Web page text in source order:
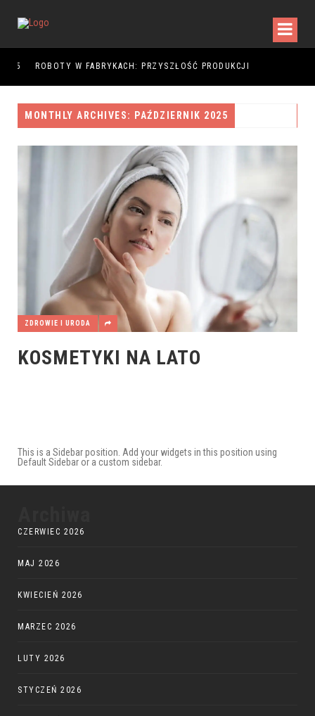
ROBOTY W FABRYKACH: PRZYSZŁOŚĆ PRODUKCJI
MONTHLY ARCHIVES: PAŹDZIERNIK 2025
ZDROWIE I URODA
KOSMETYKI NA LATO
This is a Sidebar position. Add your widgets in this position using
Default Sidebar or a custom sidebar.
CZERWIEC 2026
MAJ 2026
KWIECIEŃ 2026
MARZEC 2026
LUTY 2026
STYCZEŃ 2026